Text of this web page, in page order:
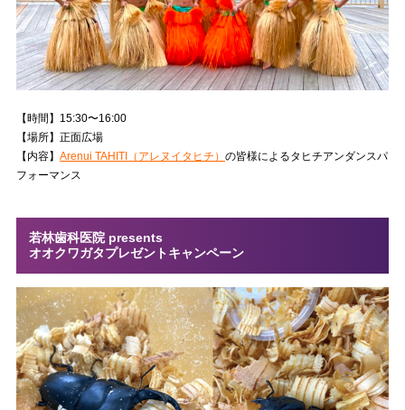
【時間】15:30〜16:00
【場所】正面広場
【内容】 Arenui TAHITI（アレヌイタヒチ） の皆様によるタヒチアンダンスパ
フォーマンス
若林歯科医院 presents
オオクワガタプレゼントキャンペーン